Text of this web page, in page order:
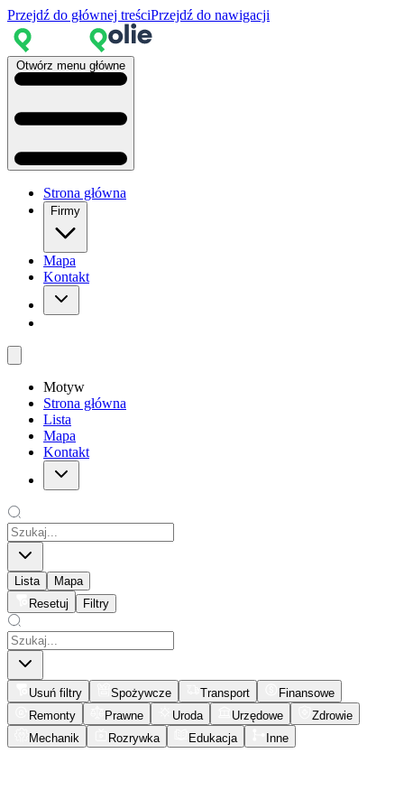
Przejdź do głównej treściPrzejdź do nawigacji
Otwórz menu główne
Strona główna
Firmy
Mapa
Kontakt
Motyw
Strona główna
Lista
Mapa
Kontakt
Lista
Mapa
Resetuj
Filtry
Usuń filtry Spożywcze Transport
Finansowe
Remonty
Prawne Uroda Urzędowe
Zdrowie
Mechanik
Rozrywka Edukacja Inne